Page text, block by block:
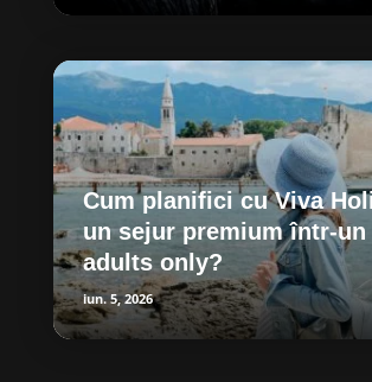
Cum planifici cu Viva
un sejur premium într-un
adults only?
iun. 5, 2026